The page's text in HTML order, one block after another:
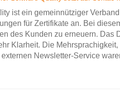
ist ein gemeinnütziger
für Zertifikate an. Bei
des Kunden zu erneuern.
Klarheit. Die
Newsletter-Service